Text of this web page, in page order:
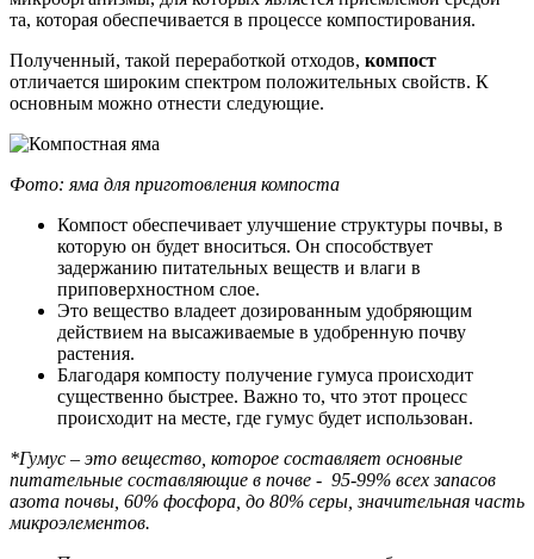
та, которая обеспечивается в процессе компостирования.
Полученный, такой переработкой отходов, компост
отличается широким спектром положительных свойств. К
основным можно отнести следующие.
Фото: яма для приготовления компоста
Компост обеспечивает улучшение структуры почвы, в
которую он будет вноситься. Он способствует
задержанию питательных веществ и влаги в
приповерхностном слое.
Это вещество владеет дозированным удобряющим
действием на высаживаемые в удобренную почву
растения.
Благодаря компосту получение гумуса происходит
существенно быстрее. Важно то, что этот процесс
происходит на месте, где гумус будет использован.
*Гумус – это вещество, которое составляет основные
питательные составляющие в почве - 95-99% всех запасов
азота почвы, 60% фосфора, до 80% серы, значительная часть
микроэлементов.